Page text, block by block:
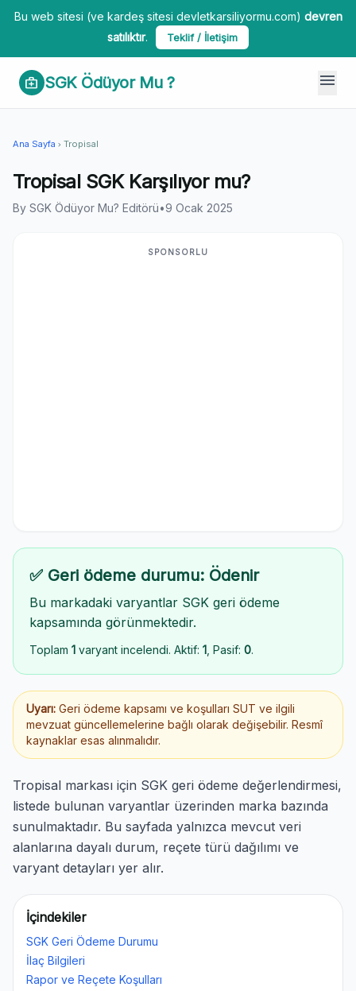
Bu web sitesi (ve kardeş sitesi devletkarsiliyormu.com) devren
satılıktır. Teklif / İletişim
medical_services SGK Ödüyor Mu ? menu
Ana Sayfa chevron_right Tropisal
Tropisal SGK Karşılıyor mu?
By SGK Ödüyor Mu? Editörü•9 Ocak 2025
SPONSORLU
✅ Geri ödeme durumu: Ödenir
Bu markadaki varyantlar SGK geri ödeme
kapsamında görünmektedir.
Toplam 1 varyant incelendi. Aktif: 1 , Pasif: 0.
Uyarı: Geri ödeme kapsamı ve koşulları SUT ve ilgili
mevzuat güncellemelerine bağlı olarak değişebilir. Resmî
kaynaklar esas alınmalıdır.
Tropisal markası için SGK geri ödeme değerlendirmesi,
listede bulunan varyantlar üzerinden marka bazında
sunulmaktadır. Bu sayfada yalnızca mevcut veri
alanlarına dayalı durum, reçete türü dağılımı ve
varyant detayları yer alır.
İçindekiler
SGK Geri Ödeme Durumu
İlaç Bilgileri
Rapor ve Reçete Koşulları